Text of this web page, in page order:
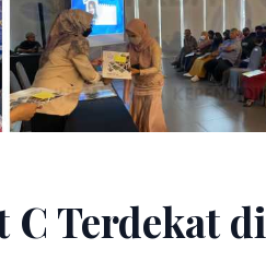
C Terdekat